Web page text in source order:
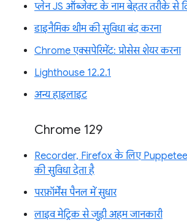
प्लेन JS ऑब्जेक्ट के नाम बेहतर तरीके से
डाइनैमिक थीम की सुविधा बंद करना
Chrome एक्सपेरिमेंट: प्रोसेस शेयर करना
Lighthouse 12.2.1
अन्य हाइलाइट
Chrome 129
Recorder, Firefox के लिए
की सुविधा देता है
परफ़ॉर्मेंस पैनल में सुधार
लाइव मेट्रिक से जुड़ी अहम जानकारी